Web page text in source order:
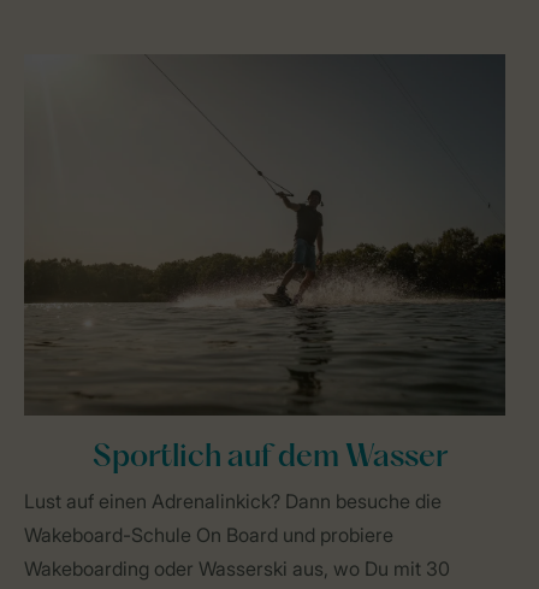
Sportlich auf dem Wasser
Lust auf einen Adrenalinkick? Dann besuche die
Wakeboard-Schule On Board und probiere
Wakeboarding oder Wasserski aus, wo Du mit 30